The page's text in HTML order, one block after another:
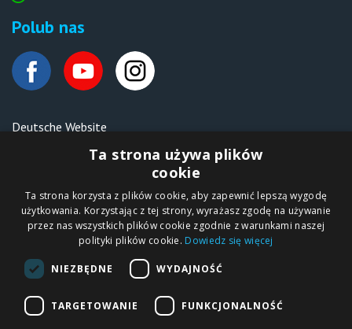
Polub nas
Deutsche Website
Malen nach Zahlen Ipicasso.de
Copyright © 2012-2026
Sklep internetowy
iPICASSO.PL
Malowanie po
numerach – zbliż
się do świata sztuki!
IPICASSO Sp. z o.o.
ul. Słoneczna 194,
05-506 Kolonia
NIP 1231355620 KRS
0000680650
Ta strona używa plików
cookie
Ta strona korzysta z plików cookie, aby zapewnić lepszą wygodę
użytkowania. Korzystając z tej strony, wyrażasz zgodę na używanie
przez nas wszystkich plików cookie zgodnie z warunkami naszej
polityki plików cookie. Dowiedz się więcej
NIEZBĘDNE WYDAJNOŚĆ
TARGETOWANIE FUNKCJONALNOŚĆ